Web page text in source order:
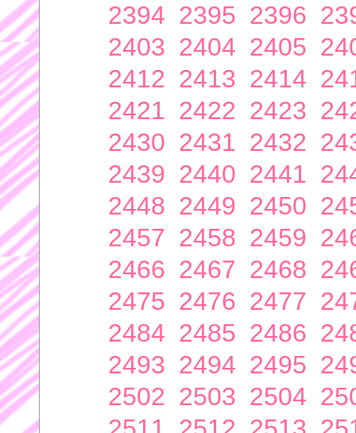
2394 2395 2396
2403 2404 2405
2412 2413 2414
2421 2422 2423
2430 2431 2432
2439 2440 2441
2448 2449 2450
2457 2458 2459
2466 2467 2468
2475 2476 2477
2484 2485 2486
2493 2494 2495
2502 2503 2504